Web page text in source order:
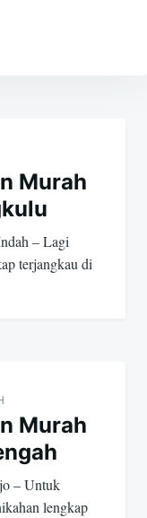
Murah
– Lagi
terjangkau di
Murah
– Untuk
lengkap